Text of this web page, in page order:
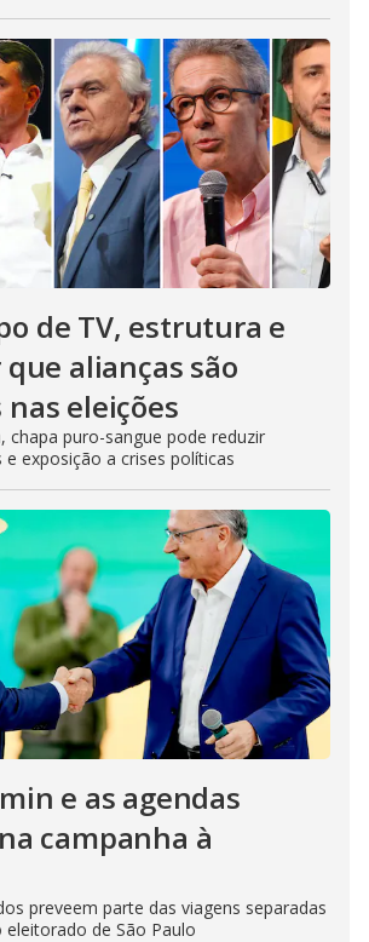
de TV, estrutura e
alianças são
nas eleições
chapa puro-sangue pode reduzir
exposição a crises políticas
e as agendas
campanha à
preveem parte das viagens separadas
de São Paulo